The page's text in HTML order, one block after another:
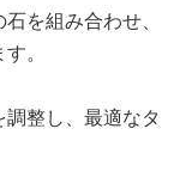
を組み合わせ、
。
整し、最適なタ